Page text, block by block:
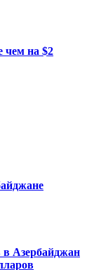
чем на $2
в Азербайджан